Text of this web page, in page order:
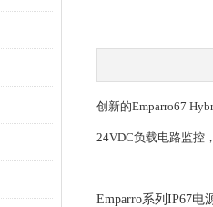
创新的Emparro67
24VDC负载电路监控
Emparro系列IP67